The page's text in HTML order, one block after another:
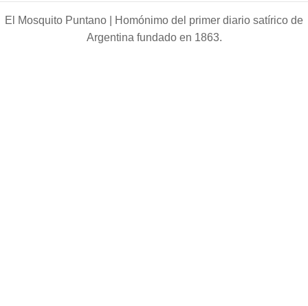
El Mosquito Puntano |
Homónimo del primer diario satírico de
Argentina fundado en 1863.